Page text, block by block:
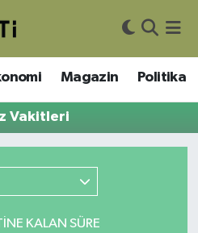
Magazin Politika
Vakitleri
KALAN SÜRE
ve Fikstür